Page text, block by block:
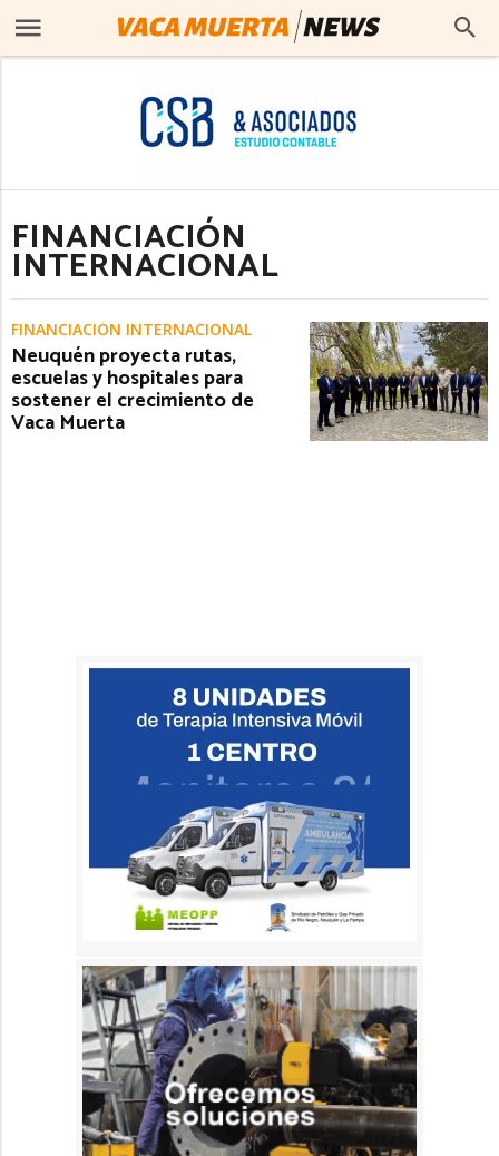
FINANCIACIÓN
INTERNACIONAL
FINANCIACIÓN INTERNACIONAL
Neuquén proyecta rutas,
escuelas y hospitales para
sostener el crecimiento de
Vaca Muerta